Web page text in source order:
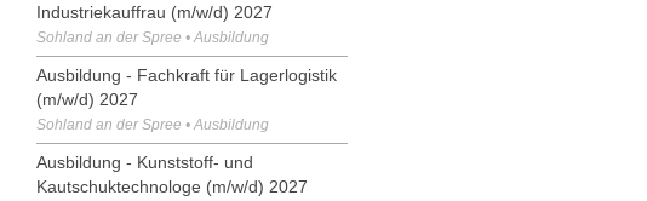
Industriekauffrau (m/w/d) 2027
Sohland an der Spree • Ausbildung
Ausbildung - Fachkraft für Lagerlogistik
(m/w/d) 2027
Sohland an der Spree • Ausbildung
Ausbildung - Kunststoff- und
Kautschuktechnologe (m/w/d) 2027